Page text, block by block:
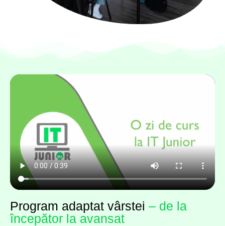
Program adaptat vârstei – de la
începător la avansat